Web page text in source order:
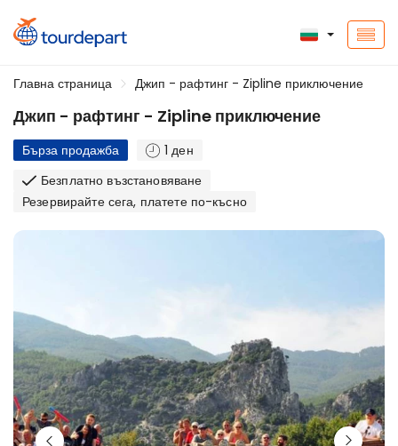
Главна страница Джип - рафтинг - Zipline приключение
Джип - рафтинг - Zipline приключение
Бърза продажба
1 ден
Безплатно възстановяване
Резервирайте сега, платете по-късно